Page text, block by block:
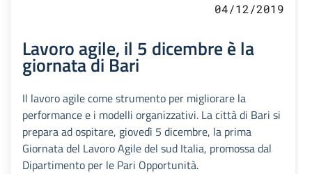
04/12/2019
Lavoro agile, il 5 dicembre è la
giornata di Bari
Il lavoro agile come strumento per migliorare la
performance e i modelli organizzativi. La città di Bari si
prepara ad ospitare, giovedì 5 dicembre, la prima
Giornata del Lavoro Agile del sud Italia, promossa dal
Dipartimento per le Pari Opportunità.